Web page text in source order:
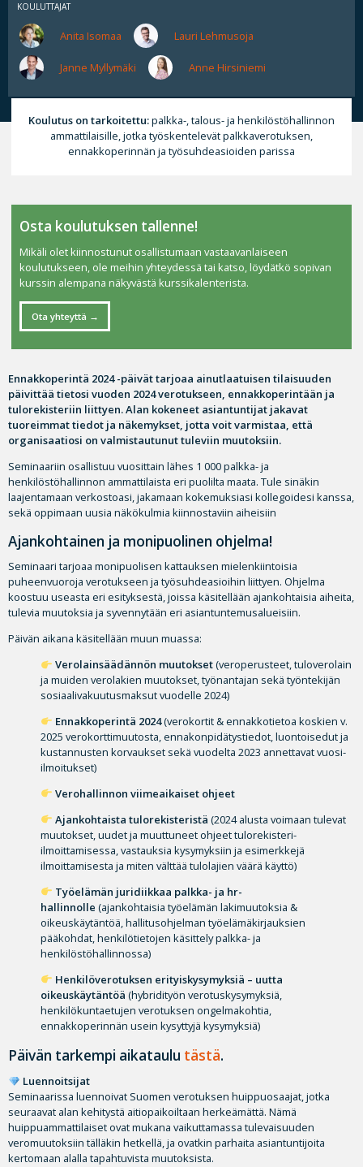
KOULUTTAJAT
Anita Isomaa Lauri Lehmusoja
Janne Myllymäki Anne Hirsiniemi
Koulutus on tarkoitettu:palkka-, talous- ja henkilöstöhallinnon
ammattilaisille, jotka työskentelevät palkkaverotuksen,
ennakkoperinnän ja työsuhdeasioiden parissa
Ennakkoperintä 2024 -päivät tarjoaa ainutlaatuisen tilaisuuden
päivittää tietosi vuoden 2024 verotukseen, ennakkoperintään ja
tulorekisteriin liittyen. Alan kokeneet asiantuntijat jakavat
tuoreimmat tiedot ja näkemykset, jotta voit varmistaa, että
organisaatiosi on valmistautunut tuleviin muutoksiin.
Seminaariin osallistuu vuosittain lähes 1 000 palkka- ja
henkilöstöhallinnon ammattilaista eri puolilta maata. Tule sinäkin
laajentamaan verkostoasi, jakamaan kokemuksiasi kollegoidesi kanssa,
sekä oppimaan uusia näkökulmia kiinnostaviin aiheisiin
Ajankohtainen ja monipuolinen ohjelma!
Seminaari tarjoaa monipuolisen kattauksen mielenkiintoisia
puheenvuoroja verotukseen ja työsuhdeasioihin liittyen. Ohjelma
koostuu useasta eri esityksestä, joissa käsitellään ajankohtaisia aiheita,
tulevia muutoksia ja syvennytään eri asiantuntemusalueisiin.
Päivän aikana käsitellään muun muassa:
Verolainsäädännön muutokset(veroperusteet, tuloverolain
ja muiden verolakien muutokset, työnantajan sekä työntekijän
sosiaalivakuutusmaksut vuodelle 2024)
Ennakkoperintä 2024(verokortit & ennakkotietoa koskien v.
2025 verokorttimuutosta, ennakonpidätystiedot, luontoisedut ja
kustannusten korvaukset sekä vuodelta 2023 annettavat vuosi-
ilmoitukset)
Verohallinnon viimeaikaiset ohjeet
Ajankohtaista tulorekisteristä (2024 alusta voimaan tulevat
muutokset, uudet ja muuttuneet ohjeet tulorekisteri-
ilmoittamisessa, vastauksia kysymyksiin ja esimerkkejä
ilmoittamisesta ja miten välttää tulolajien väärä käyttö)
Työelämän juridiikkaa palkka- ja hr-
hallinnolle (ajankohtaisia työelämän lakimuutoksia &
oikeuskäytäntöä, hallitusohjelman työelämäkirjauksien
pääkohdat, henkilötietojen käsittely palkka- ja
henkilöstöhallinnossa)
Henkilöverotuksen erityiskysymyksiä – uutta
oikeuskäytäntöä (hybridityön verotuskysymyksiä,
henkilökuntaetujen verotuksen ongelmakohtia,
ennakkoperinnän usein kysyttyjä kysymyksiä)
Päivän tarkempi aikataulu tästä.
Luennoitsijat
Seminaarissa luennoivat Suomen verotuksen huippuosaajat, jotka
seuraavat alan kehitystä aitiopaikoiltaan herkeämättä. Nämä
huippuammattilaiset ovat mukana vaikuttamassa tulevaisuuden
veromuutoksiin tälläkin hetkellä, ja ovatkin parhaita asiantuntijoita
kertomaan alalla tapahtuvista muutoksista.
Osta koulutuksen tallenne!
Mikäli olet kiinnostunut osallistumaan vastaavanlaiseen
koulutukseen, ole meihin yhteydessä tai katso, löydätkö sopivan
kurssin alempana näkyvästä kurssikalenterista.
Ota yhteyttä